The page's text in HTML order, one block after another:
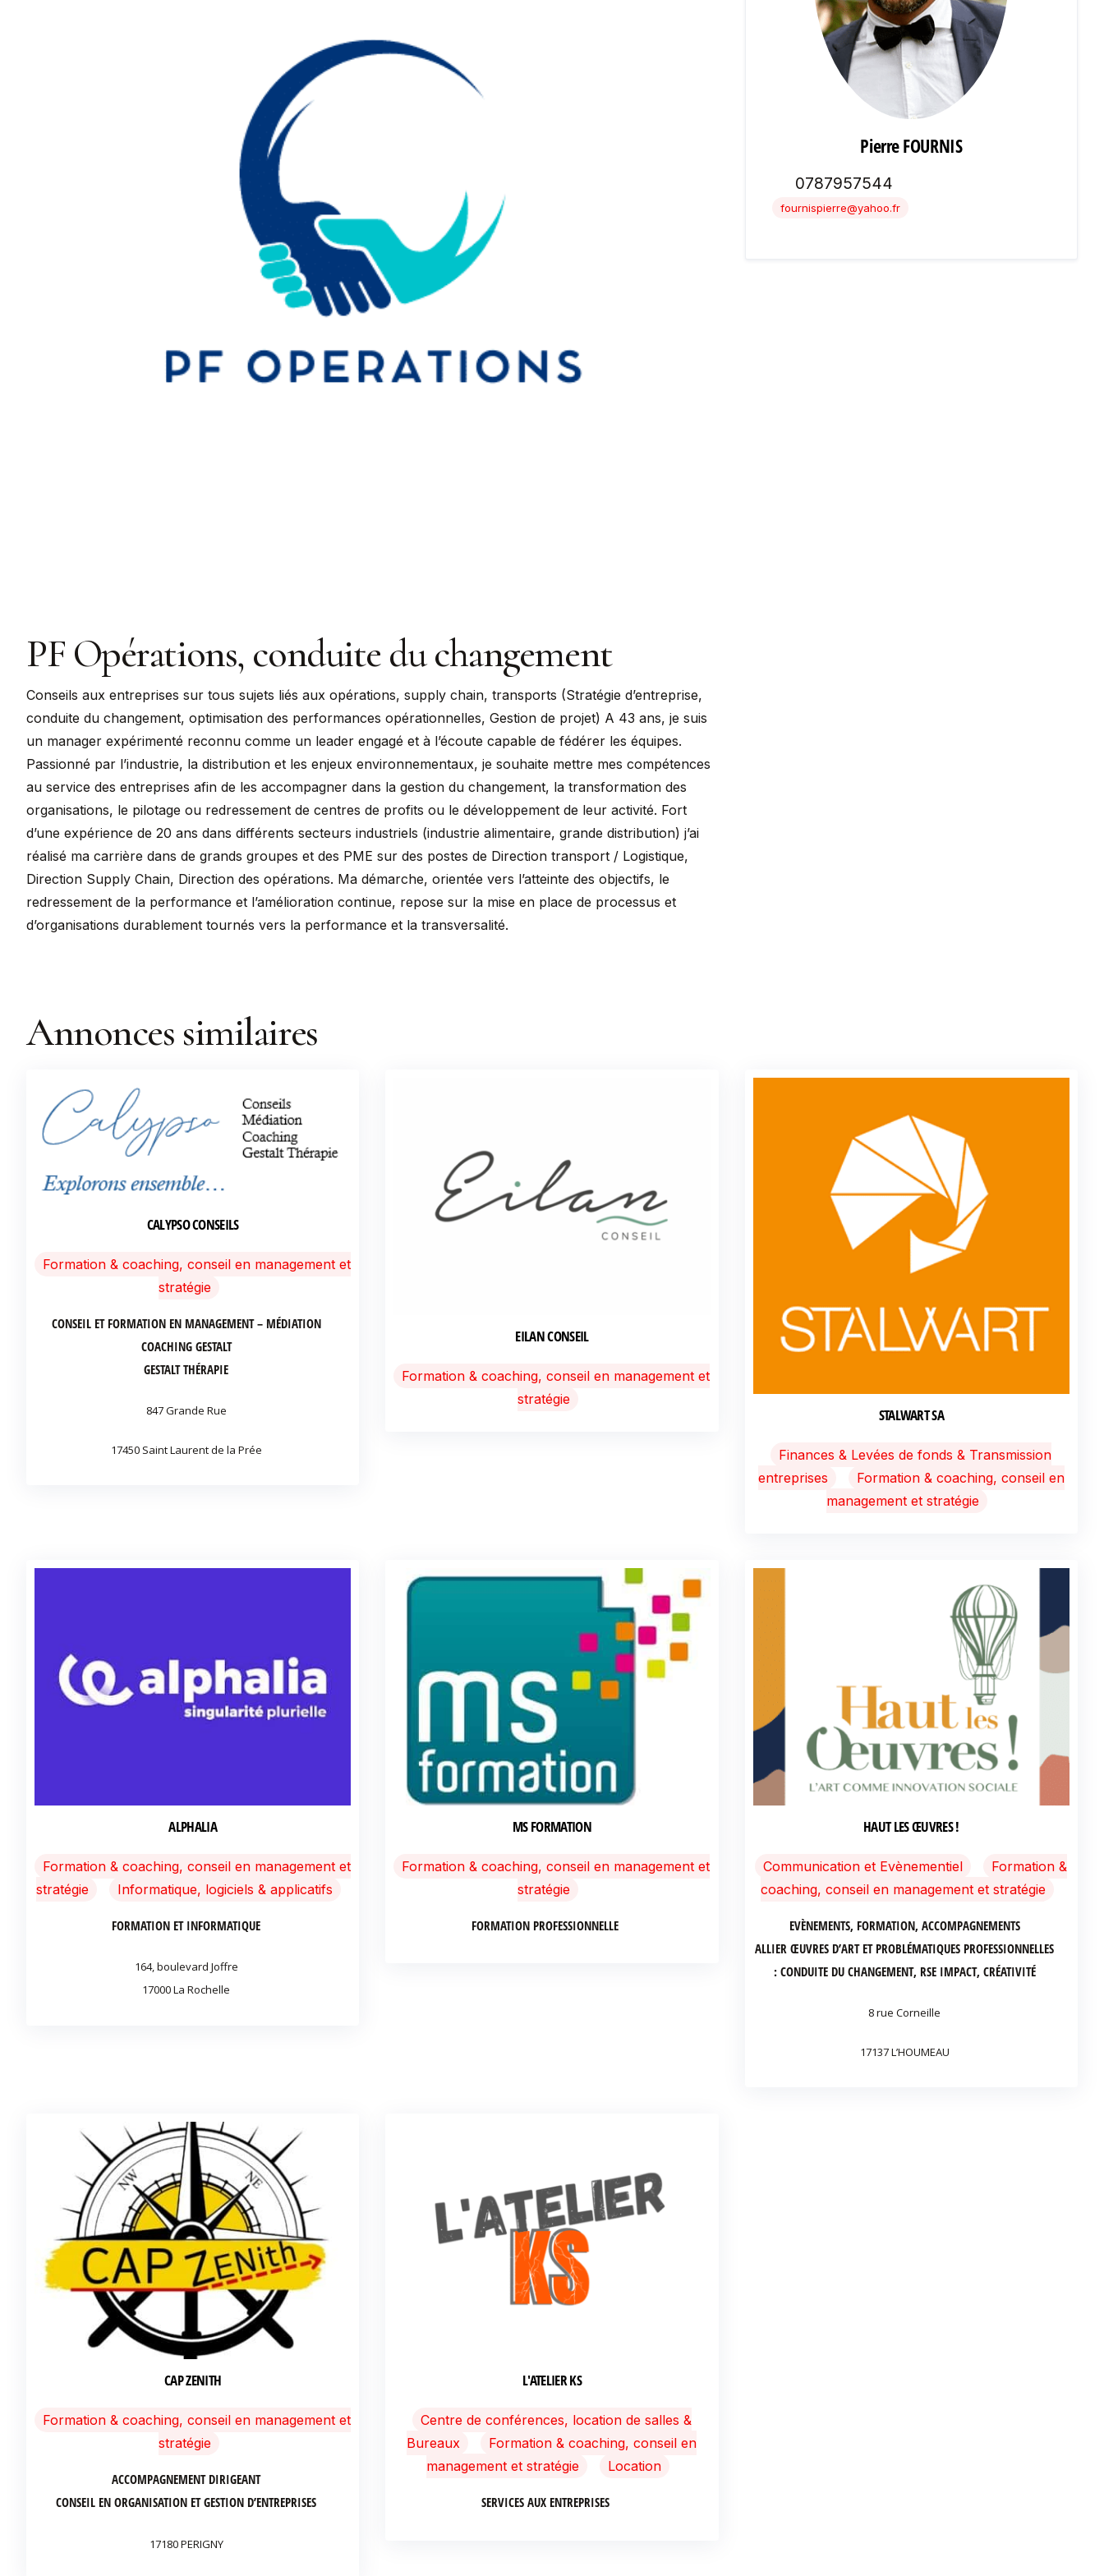
PF Opérations, conduite du changement
Conseils aux entreprises sur tous sujets liés aux opérations, supply chain, transports (Stratégie d’entreprise,
conduite du changement, optimisation des performances opérationnelles, Gestion de projet) A 43 ans, je suis
un manager expérimenté reconnu comme un leader engagé et à l’écoute capable de fédérer les équipes.
Passionné par l’industrie, la distribution et les enjeux environnementaux, je souhaite mettre mes compétences
au service des entreprises afin de les accompagner dans la gestion du changement, la transformation des
organisations, le pilotage ou redressement de centres de profits ou le développement de leur activité. Fort
d’une expérience de 20 ans dans différents secteurs industriels (industrie alimentaire, grande distribution) j’ai
réalisé ma carrière dans de grands groupes et des PME sur des postes de Direction transport / Logistique,
Direction Supply Chain, Direction des opérations. Ma démarche, orientée vers l’atteinte des objectifs, le
redressement de la performance et l’amélioration continue, repose sur la mise en place de processus et
d’organisations durablement tournés vers la performance et la transversalité.
Pierre FOURNIS
0787957544
fournispierre@yahoo.fr
Annonces similaires
CALYPSO CONSEILS
Formation & coaching, conseil en management et
stratégie
CONSEIL ET FORMATION EN MANAGEMENT – MÉDIATION
COACHING GESTALT
GESTALT THÉRAPIE
847 Grande Rue
17450 Saint Laurent de la Prée
EILAN CONSEIL
Formation & coaching, conseil en management et
stratégie
STALWART SA
Finances & Levées de fonds & Transmission
entreprises
Formation & coaching, conseil en
management et stratégie
ALPHALIA
Formation & coaching, conseil en management et
stratégie
Informatique, logiciels & applicatifs
FORMATION ET INFORMATIQUE
164, boulevard Joffre
17000 La Rochelle
MS FORMATION
Formation & coaching, conseil en management et
stratégie
FORMATION PROFESSIONNELLE
HAUT LES ŒUVRES !
Communication et Evènementiel
Formation &
coaching, conseil en management et stratégie
EVÈNEMENTS, FORMATION, ACCOMPAGNEMENTS
ALLIER ŒUVRES D’ART ET PROBLÉMATIQUES PROFESSIONNELLES
: CONDUITE DU CHANGEMENT, RSE IMPACT, CRÉATIVITÉ
8 rue Corneille
17137 L’HOUMEAU
CAP ZENITH
Formation & coaching, conseil en management et
stratégie
ACCOMPAGNEMENT DIRIGEANT
CONSEIL EN ORGANISATION ET GESTION D’ENTREPRISES
17180 PERIGNY
L'ATELIER KS
Centre de conférences, location de salles &
Bureaux
Formation & coaching, conseil en
management et stratégie
Location
SERVICES AUX ENTREPRISES